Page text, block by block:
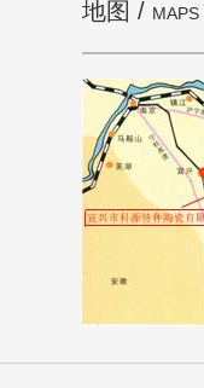
地图 / MAPS